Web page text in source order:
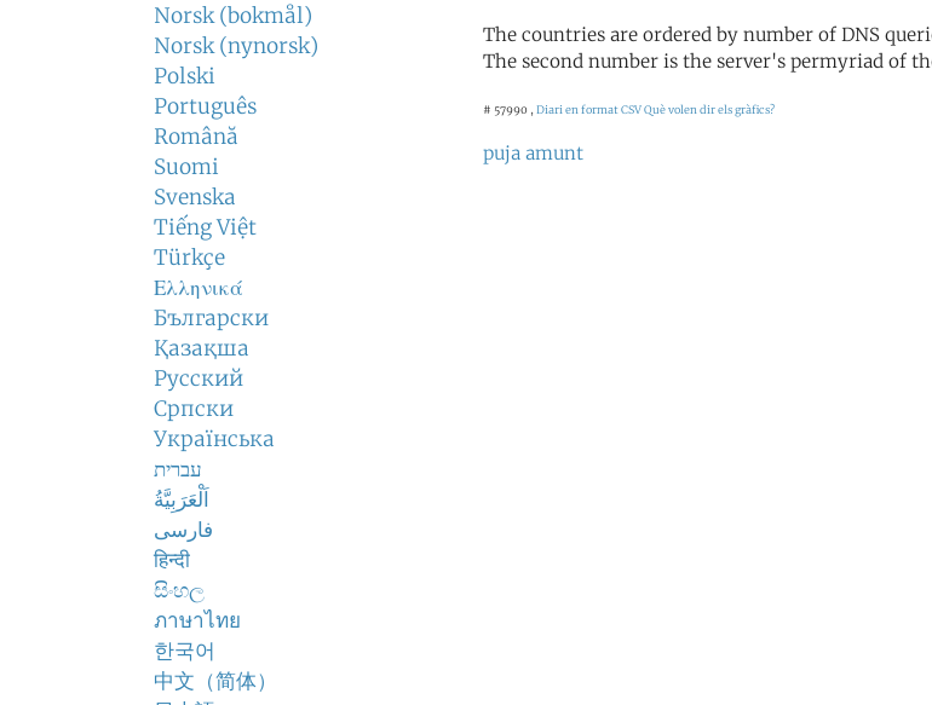
Norsk (bokmål)
Norsk (nynorsk)
Polski
Português
Română
Suomi
Svenska
Tiếng Việt
Türkçe
Ελληνικά
Български
Қазақша
Русский
Српски
Українська
עברית
اَلْعَرَبِيَّةُ
فارسی
हिन्दी
සිංහල
ภาษาไทย
한국어
中文（简体）
The countries are ordered by number of DNS
The second number is the server's permyriad of
# 57990 , Diari en format CSVQuè volen dir els gràfics?
puja amunt